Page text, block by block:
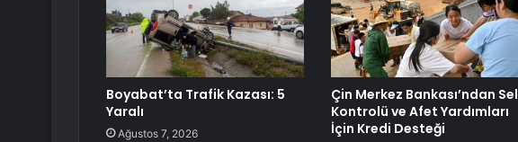
Boyabat’ta Trafik Kazası: 5
Yaralı
Ağustos 7, 2026
Çin Merkez Bankası’ndan Sel
Kontrolü ve Afet Yardımları
İçin Kredi Desteği